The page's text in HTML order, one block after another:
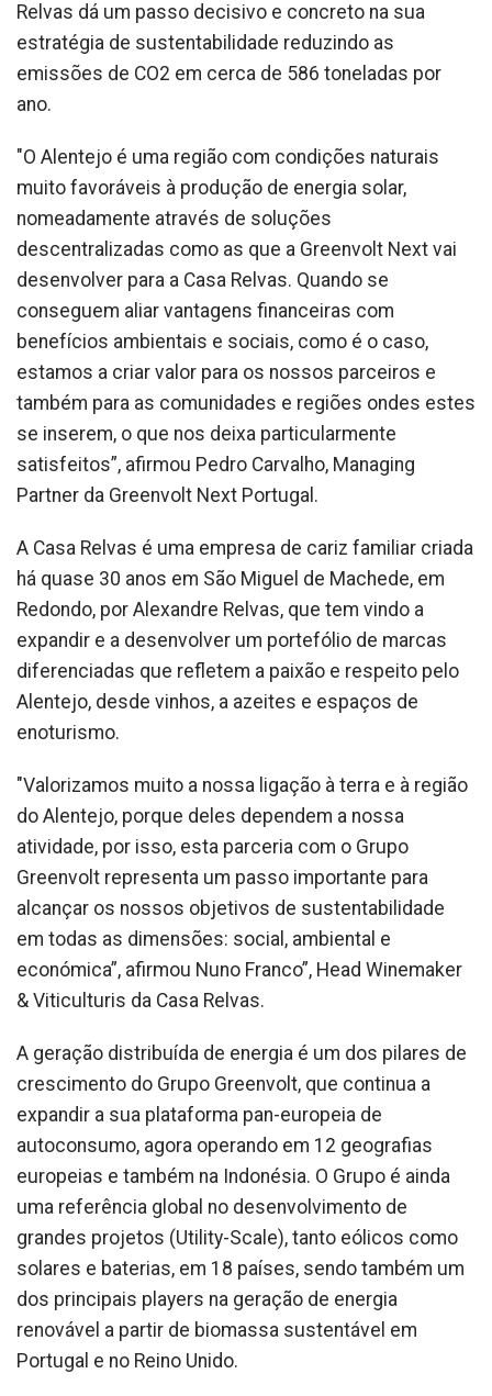
Relvas dá um passo decisivo e concreto na sua
estratégia de sustentabilidade reduzindo as
emissões de CO2 em cerca de 586 toneladas por
ano.
"O Alentejo é uma região com condições naturais
muito favoráveis à produção de energia solar,
nomeadamente através de soluções
descentralizadas como as que a Greenvolt Next vai
desenvolver para a Casa Relvas. Quando se
conseguem aliar vantagens financeiras com
benefícios ambientais e sociais, como é o caso,
estamos a criar valor para os nossos parceiros e
também para as comunidades e regiões ondes estes
se inserem, o que nos deixa particularmente
satisfeitos”, afirmou Pedro Carvalho, Managing
Partner da Greenvolt Next Portugal.
A Casa Relvas é uma empresa de cariz familiar criada
há quase 30 anos em São Miguel de Machede, em
Redondo, por Alexandre Relvas, que tem vindo a
expandir e a desenvolver um portefólio de marcas
diferenciadas que refletem a paixão e respeito pelo
Alentejo, desde vinhos, a azeites e espaços de
enoturismo.
"Valorizamos muito a nossa ligação à terra e à região
do Alentejo, porque deles dependem a nossa
atividade, por isso, esta parceria com o Grupo
Greenvolt representa um passo importante para
alcançar os nossos objetivos de sustentabilidade
em todas as dimensões: social, ambiental e
económica”, afirmou Nuno Franco”, Head Winemaker
& Viticulturis da Casa Relvas.
A geração distribuída de energia é um dos pilares de
crescimento do Grupo Greenvolt, que continua a
expandir a sua plataforma pan-europeia de
autoconsumo, agora operando em 12 geografias
europeias e também na Indonésia. O Grupo é ainda
uma referência global no desenvolvimento de
grandes projetos (Utility-Scale), tanto eólicos como
solares e baterias, em 18 países, sendo também um
dos principais players na geração de energia
renovável a partir de biomassa sustentável em
Portugal e no Reino Unido.